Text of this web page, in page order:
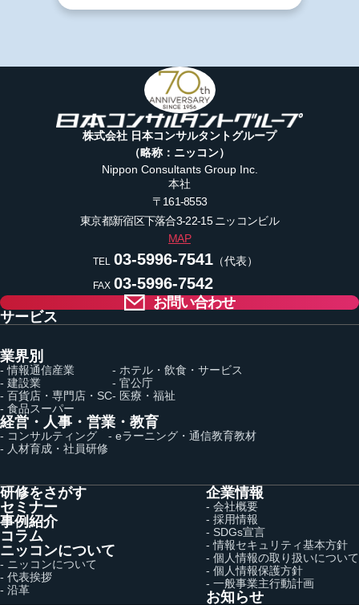
株式会社 日本コンサルタントグループ
（略称：ニッコン）
Nippon Consultants Group Inc.
本社
〒161-8553
東京都新宿区下落合3-22-15ニッコンビル
MAP
TEL 03-5996-7541（代表）
FAX 03-5996-7542
お問い合わせ
サービス
業界別
- 情報通信産業
- 建設業
- 百貨店・専門店・SC
- 食品スーパー
- ホテル・飲食・サービス
- 官公庁
- 医療・福祉
経営・人事・営業・教育
- コンサルティング
- 人材育成・社員研修
- eラーニング・通信教育教材
研修をさがす
セミナー
事例紹介
コラム
ニッコンについて
- ニッコンについて
- 代表挨拶
- 沿革
企業情報
- 会社概要
- 採用情報
- SDGs宣言
- 情報セキュリティ基本方針
- 個人情報の取り扱いについて
- 個人情報保護方針
- 一般事業主行動計画
お知らせ